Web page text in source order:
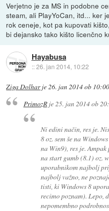
Verjetno je za MS in podobne
steam, ali PlayYoCan, itd... ker
rok ceneje, kot pa kupovati
bi dejansko tako kišto licenčno
Hayabusa
::26. jan 2014, 10:22
Ziga Dolharje26. jan 2014 ob 10:00
PrimozRje 25. jan 2014 ob
Ni edini način, res je.
8 oz. sem še na
na Win9), res je.
na start gumb (8.1) oz.
uporabnikom najbolj
najbolj važno, ne
tisti, ki Windows 8
recimo poznam). Lepo,
nepomembno